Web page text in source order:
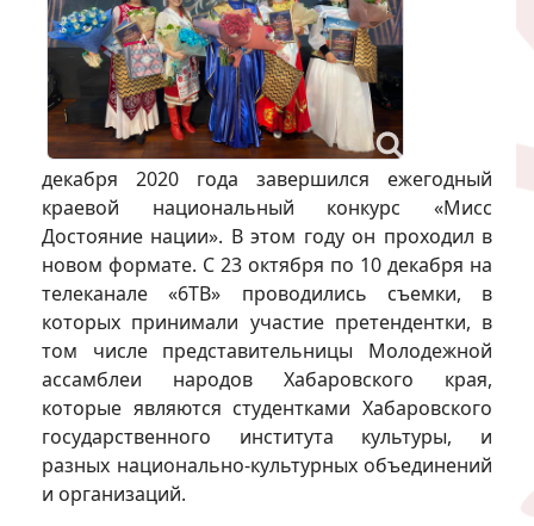
декабря 2020 года завершился ежегодный
краевой национальный конкурс «Мисс
Достояние нации». В этом году он проходил в
новом формате. С 23 октября по 10 декабря на
телеканале «6ТВ» проводились съемки, в
которых принимали участие претендентки, в
том числе представительницы Молодежной
ассамблеи народов Хабаровского края,
которые являются студентками Хабаровского
государственного института культуры, и
разных национально-культурных объединений
и организаций.